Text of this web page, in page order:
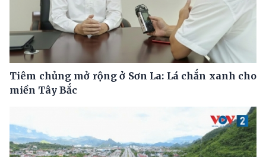
Tiêm chủng mở rộng ở Sơn La: Lá chắn xanh cho
miền Tây Bắc